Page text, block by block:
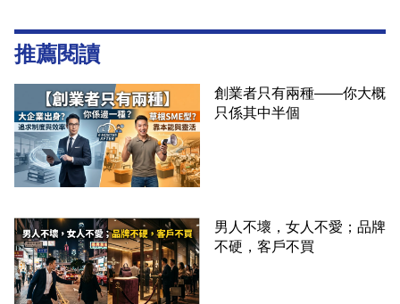
推薦閱讀
創業者只有兩種——你大概
只係其中半個
男人不壞，女人不愛；品牌
不硬，客戶不買